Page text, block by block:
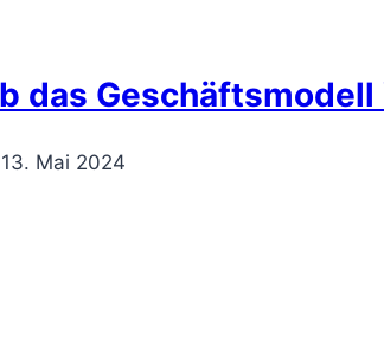
das
13. Mai 2024